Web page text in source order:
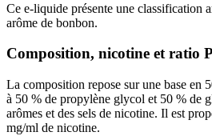
Ce e-liquide présente une classification
arôme de bonbon.
Composition, nicotine et ratio
La composition repose sur une base en
à 50 % de propylène glycol et 50 % de
arômes et des sels de nicotine. Il est
mg/ml de nicotine.